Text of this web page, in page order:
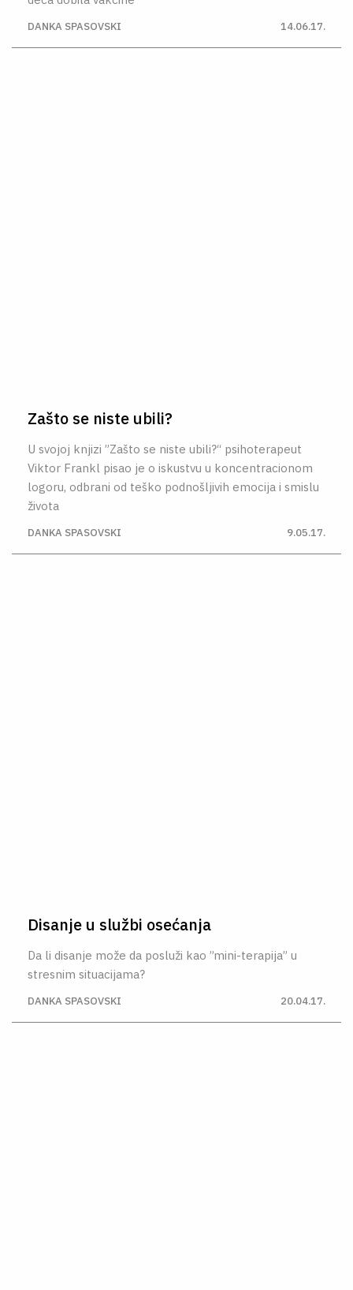
DANKA SPASOVSKI 14.06.17.
Zašto se niste ubili?
U svojoj knjizi ”Zašto se niste ubili?“ psihoterapeut
Viktor Frankl pisao je o iskustvu u koncentracionom
logoru, odbrani od teško podnošljivih emocija i smislu
života
DANKA SPASOVSKI 9.05.17.
Disanje u službi osećanja
Da li disanje može da posluži kao ”mini-terapija” u
stresnim situacijama?
DANKA SPASOVSKI 20.04.17.